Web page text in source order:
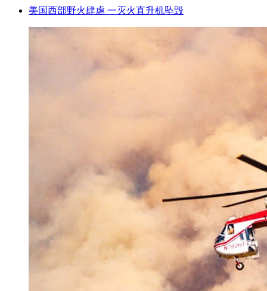
美国西部野火肆虐 一灭火直升机坠毁